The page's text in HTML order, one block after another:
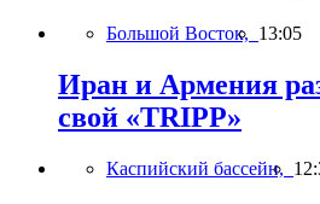
Большой Восток, 13:05
Иран и Армения
свой «TRIPP»
Каспийский бассейн,